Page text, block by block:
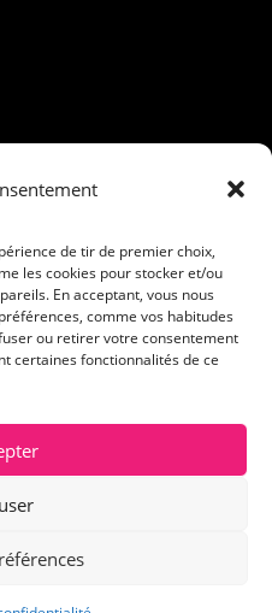
de tir de premier choix,
les cookies pour stocker et/ou
En acceptant, vous nous
comme vos habitudes
ou retirer votre consentement
certaines fonctionnalités de ce
Conditions
Policy
Policy